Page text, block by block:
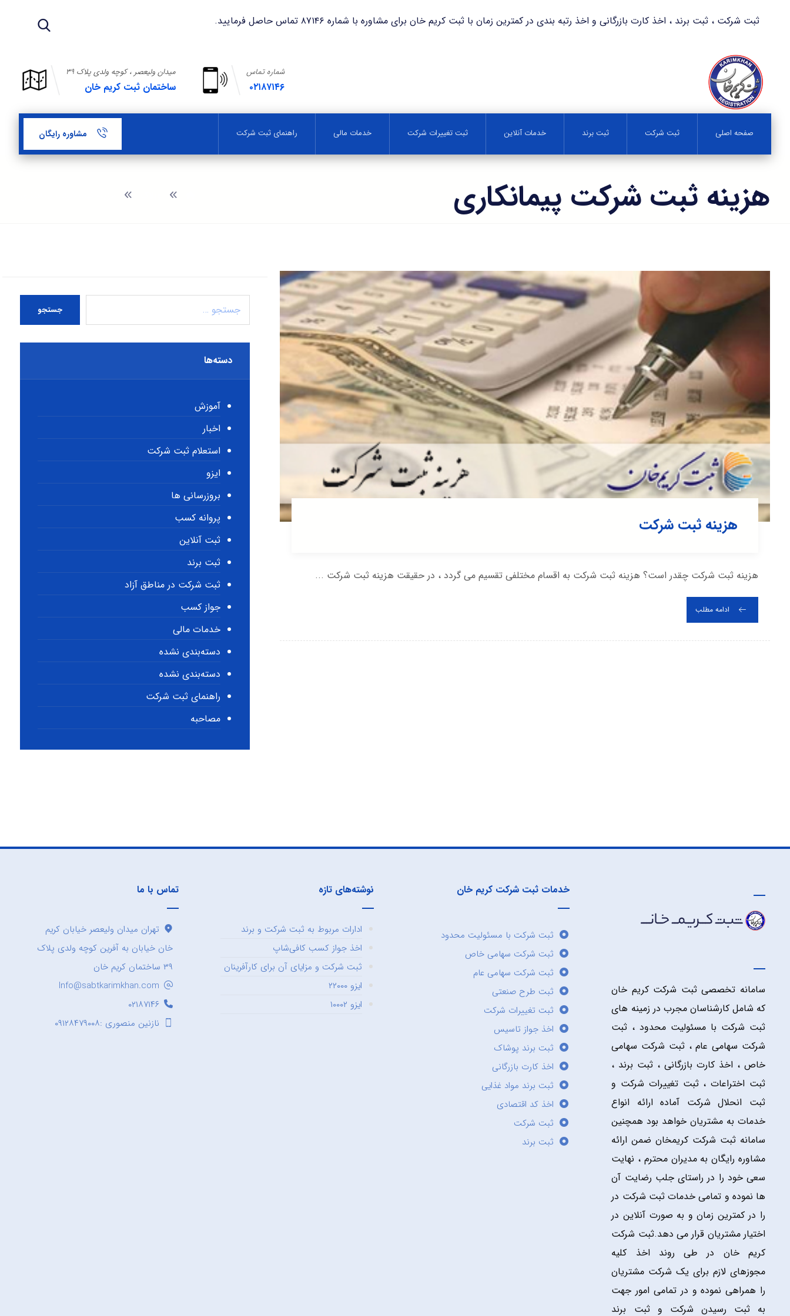
ثبت شرکت ، ثبت برند ، اخذ کارت بازرگانی و اخذ رتبه بندی در کمترین زمان با ثبت کریم خان برای مشاوره با شماره ۸۷۱۴۶ تماس حاصل فرمایید.
میدان ولیعصر ، کوچه ولدی پلاک ۳۹
ساختمان ثبت کریم خان
شماره تماس
۰۲۱۸۷۱۴۶
صفحه اصلی ثبت شرکت ثبت برند خدمات آنلاین ثبت تغییرات شرکت خدمات مالی راهنمای ثبت شرکت مشاوره رایگان
هزینه ثبت شرکت پیمانکاری
هزینه ثبت شرکت
هزینه ثبت شرکت چقدر است؟ هزینه ثبت شرکت به اقسام مختلفی تقسیم می گردد ، در حقیقت هزینه ثبت شرکت ...
ادامه مطلب
جستجو
دسته‌ها
آموزش
اخبار
استعلام ثبت شرکت
ایزو
بروزرسانی ها
پروانه کسب
ثبت آنلاین
ثبت برند
ثبت شرکت در مناطق آزاد
جواز کسب
خدمات مالی
دسته‌بندی نشده
دسته‌بندی نشده
راهنمای ثبت شرکت
مصاحبه
سامانه تخصصی ثبت شرکت کریم خان
که شامل کارشناسان مجرب در زمینه های
ثبت شرکت با مسئولیت محدود ، ثبت
شرکت سهامی عام ، ثبت شرکت سهامی
خاص ، اخذ کارت بازرگانی ، ثبت برند ،
ثبت اختراعات ، ثبت تغییرات شرکت و
ثبت انحلال شرکت آماده ارائه انواع
خدمات به مشتریان خواهد بود همچنین
سامانه ثبت شرکت کریمخان ضمن ارائه
مشاوره رایگان به مدیران محترم ، نهایت
سعی خود را در راستای جلب رضایت آن
ها نموده و تمامی خدمات ثبت شرکت در
را در کمترین زمان و به صورت آنلاین در
اختیار مشتریان قرار می دهد.ثبت شرکت
کریم خان در طی روند اخذ کلیه
مجوزهای لازم برای یک شرکت مشتریان
را همراهی نموده و در تمامی امور جهت
به ثبت رسیدن شرکت و ثبت برند
خدمات ثبت شرکت کریم خان
ثبت شرکت با مسئولیت محدود
ثبت شرکت سهامی خاص
ثبت شرکت سهامی عام
ثبت طرح صنعتی
ثبت تغییرات شرکت
اخذ جواز تاسیس
ثبت برند پوشاک
اخذ کارت بازرگانی
ثبت برند مواد غذایی
اخذ کد اقتصادی
ثبت شرکت
ثبت برند
نوشته‌های تازه
ادارات مربوط به ثبت شرکت و برند
اخذ جواز کسب کافی‌شاپ
ثبت شرکت و مزایای آن برای کارآفرینان
ایزو ۲۲۰۰۰
ایزو ۱۰۰۰۲
تماس با ما
تهران میدان ولیعصر خیابان کریم
خان خیابان به آفرین کوچه ولدی پلاک
۳۹ ساختمان کریم خان
Info@sabtkarimkhan.com
۰۲۱۸۷۱۴۶
نازنین منصوری :۰۹۱۲۸۴۷۹۰۰۸